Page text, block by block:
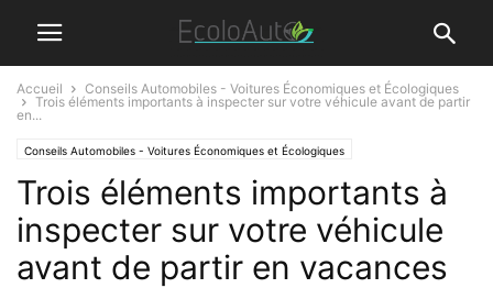
Accueil
Conseils Automobiles - Voitures Économiques et Écologiques
Trois éléments importants à inspecter sur votre véhicule avant de partir
en...
Conseils Automobiles - Voitures Économiques et Écologiques
Trois éléments importants à
inspecter sur votre véhicule
avant de partir en vacances